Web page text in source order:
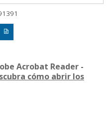
Acrobat Reader -
cómo abrir los